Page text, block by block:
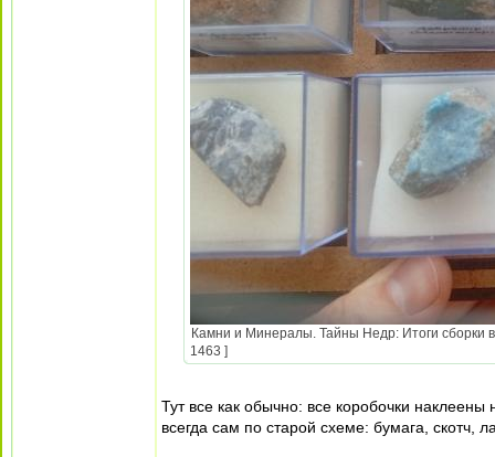
Камни и Минералы. Тайны Недр: Итоги сборки
1463 ]
Тут все как обычно: все коробочки
всегда сам по старой схеме: бумага, скотч,